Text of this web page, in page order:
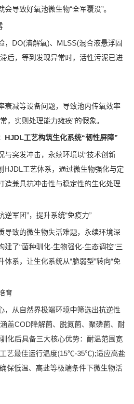
导致好氧池微生物“全军覆没”。
，DO(溶解氧)、MLSS(混合液悬浮固
后，等到发现异常时，活性污泥已进
衰减等设备问题，导致池内传氧效率
，实则处理能力瘫痪”的假象。
HJDL工艺构筑生化系统“韧性屏障”
与突发冲击，永续环境以“技术创新
HJDL工艺体系，通过微生物强化与定
造兼具抗冲击性与稳定性的生化处理
逆军团”，提升系统“免疫力”
导致的微生物失活难题，永续环境深
建了“菌种驯化-生物强化-生态调控”三
系，让生化系统从“脆弱型”转向“免
育
，从自然界极端环境中筛选出抗逆性
盖COD降解菌、脱氮菌、聚磷菌、耐
化后具备三大核心优势：耐温范围宽
艺最佳运行温度(15℃-35℃);适应高盐
保低温、高盐等极端条件下微生物活